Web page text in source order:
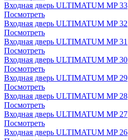
Входная дверь ULTIMATUM MP 33
Посмотреть
Входная дверь ULTIMATUM MP 32
Посмотреть
Входная дверь ULTIMATUM MP 31
Посмотреть
Входная дверь ULTIMATUM MP 30
Посмотреть
Входная дверь ULTIMATUM MP 29
Посмотреть
Входная дверь ULTIMATUM MP 28
Посмотреть
Входная дверь ULTIMATUM MP 27
Посмотреть
Входная дверь ULTIMATUM MP 26